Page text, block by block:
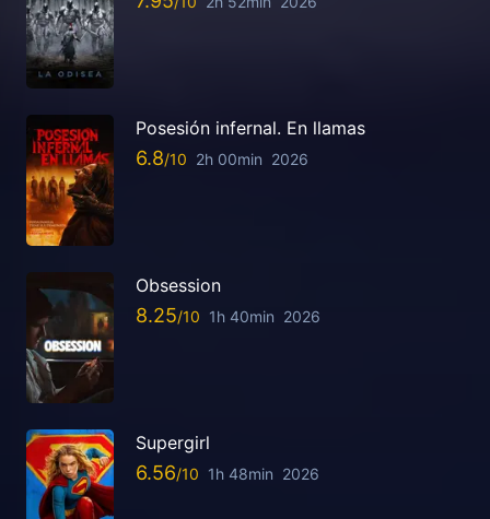
Posesión infernal. En llamas
6.8 2h 00min 2026
Obsession
8.25 1h 40min 2026
Supergirl
6.56 1h 48min 2026